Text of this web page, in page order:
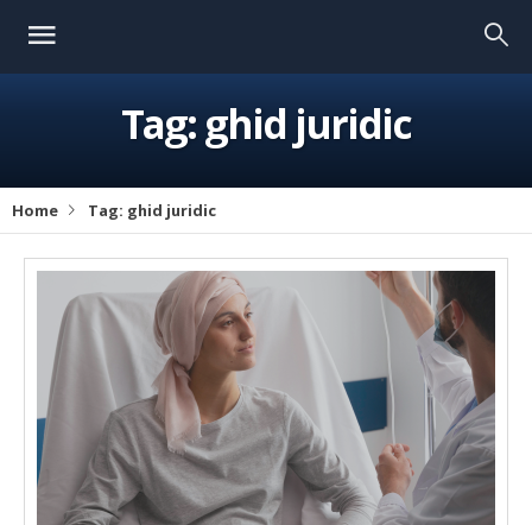
Tag:ghid juridic
Home Tag: ghid juridic